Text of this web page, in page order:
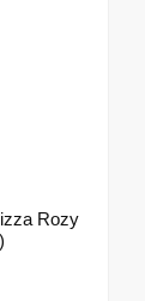
Rozy